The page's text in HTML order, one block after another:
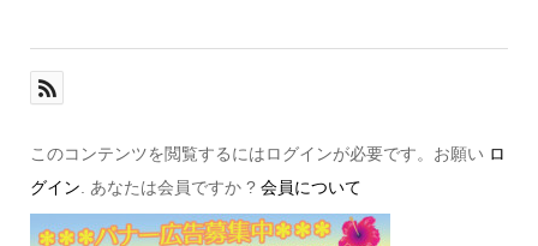
このコンテンツを閲覧するにはログインが必要です。お願い ロ
グイン . あなたは会員ですか ? 会員について